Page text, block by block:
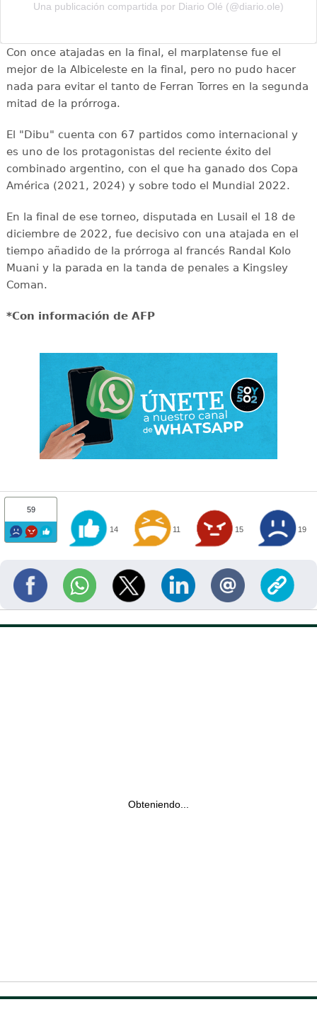
Una publicación compartida por Diario Olé (@diario.ole)
Con once atajadas en la final, el marplatense fue el
mejor de la Albiceleste en la final, pero no pudo hacer
nada para evitar el tanto de Ferran Torres en la segunda
mitad de la prórroga.
El "Dibu" cuenta con 67 partidos como internacional y
es uno de los protagonistas del reciente éxito del
combinado argentino, con el que ha ganado dos Copa
América (2021, 2024) y sobre todo el Mundial 2022.
En la final de ese torneo, disputada en Lusail el 18 de
diciembre de 2022, fue decisivo con una atajada en el
tiempo añadido de la prórroga al francés Randal Kolo
Muani y la parada en la tanda de penales a Kingsley
Coman.
*Con información de AFP
59
14 11 15 19
Obteniendo...